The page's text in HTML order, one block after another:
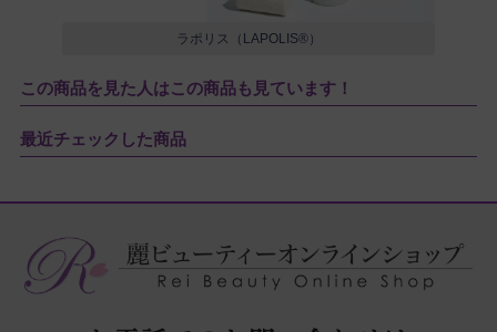
ラポリス（LAPOLIS®）
この商品を見た人はこの商品も見ています！
最近チェックした商品